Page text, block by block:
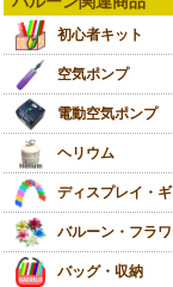
初心者キット
空気ポンプ
電動空気ポンプ
ヘリウム
ディスプレイ・
バルーン・フラ
バッグ・収納